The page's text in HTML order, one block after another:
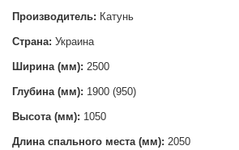
Производитель: Катунь
Страна: Украина
Ширина (мм): 2500
Глубина (мм): 1900 (950)
Высота (мм): 1050
Длина спального места (мм): 2050